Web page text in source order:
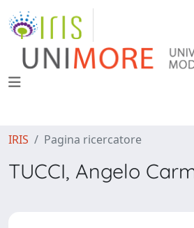
IRIS Pagina ricercatore
TUCCI, Angelo